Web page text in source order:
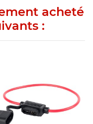
acheté
: